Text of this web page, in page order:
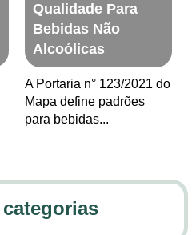
Qualidade Para
Bebidas Não
Alcoólicas
A Portaria n° 123/2021 do
Mapa define padrões
para bebidas...